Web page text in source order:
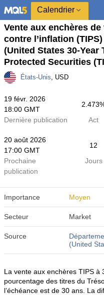
Calendrier
Vente aux enchères
contre l’inflation
(United States 30-Year
Protected Securities
États-Unis, USD
19 févr. 2026
18:00 GMT
Dernière publication
Act
20 août 2026
17:00 GMT
12
Prochaine
publication
Jours
Importance Moyen
Secteur Market
Source
(United
La vente aux enchères TIPS à
pourcentage des titres du
l’échéance est de 30 ans. La